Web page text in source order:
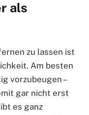
als
zu lassen ist
Am besten
vorzubeugen –
gar nicht erst
es ganz